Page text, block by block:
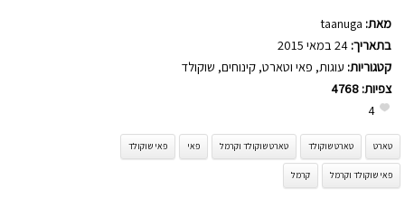
מאת: taanuga
בתאריך:
קטגוריות: עוגות, פאי וטארט, קינוחים, שוקולד
צפיות: 4768
4
טארט טארט שוקולד טארט שוקולד וקרמל פאי פאי שוקולד
פאי שוקולד וקרמל קרמל